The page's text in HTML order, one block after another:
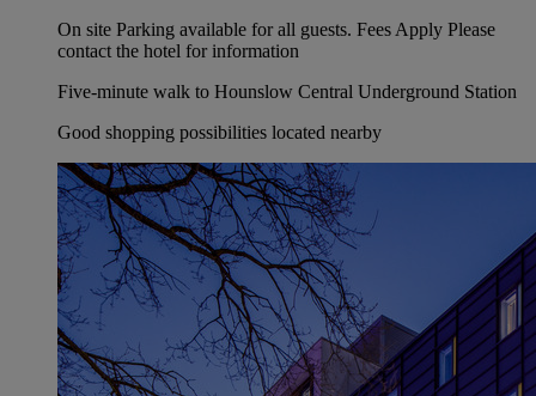
On site Parking available for all guests. Fees Apply Please
contact the hotel for information
Five-minute walk to Hounslow Central Underground Station
Good shopping possibilities located nearby